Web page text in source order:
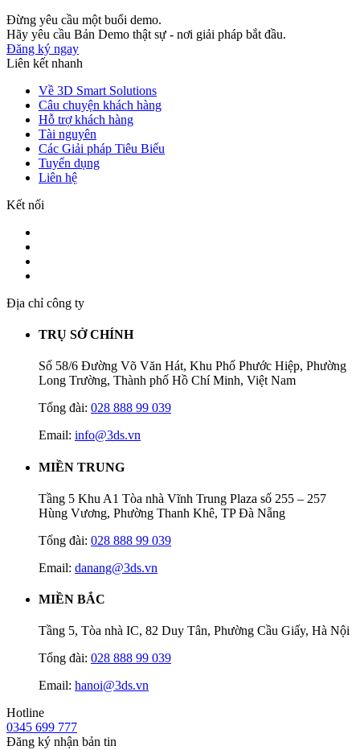
Đừng yêu cầu một buổi demo.
Hãy yêu cầu Bản Demo thật sự - nơi giải pháp bắt đầu.
Đăng ký ngay
Liên kết nhanh
Về 3D Smart Solutions
Câu chuyện khách hàng
Hỗ trợ khách hàng
Tài nguyên
Các Giải pháp Tiêu Biểu
Tuyển dụng
Liên hệ
Kết nối
Địa chỉ công ty
TRỤ SỞ CHÍNH
Số 58/6 Đường Võ Văn Hát, Khu Phố Phước Hiệp, Phường
Long Trường, Thành phố Hồ Chí Minh, Việt Nam
Tổng đài: 028 888 99 039
Email: info@3ds.vn
MIỀN TRUNG
Tầng 5 Khu A1 Tòa nhà Vĩnh Trung Plaza số 255 – 257
Hùng Vương, Phường Thanh Khê, TP Đà Nẵng
Tổng đài: 028 888 99 039
Email: danang@3ds.vn
MIỀN BẮC
Tầng 5, Tòa nhà IC, 82 Duy Tân, Phường Cầu Giấy, Hà Nội
Tổng đài: 028 888 99 039
Email: hanoi@3ds.vn
Hotline
0345 699 777
Đăng ký nhận bản tin